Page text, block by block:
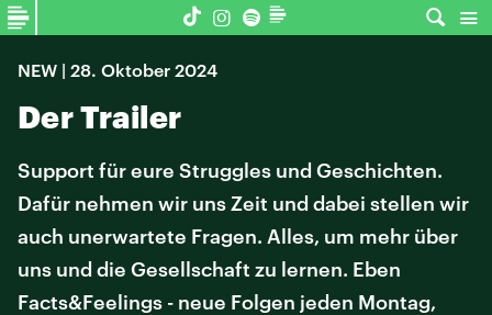
NEW | 28. Oktober 2024
Der Trailer
Support für eure Struggles und Geschichten.
Dafür nehmen wir uns Zeit und dabei stellen wir
auch unerwartete Fragen. Alles, um mehr über
uns und die Gesellschaft zu lernen. Eben
Facts&Feelings - neue Folgen jeden Montag,